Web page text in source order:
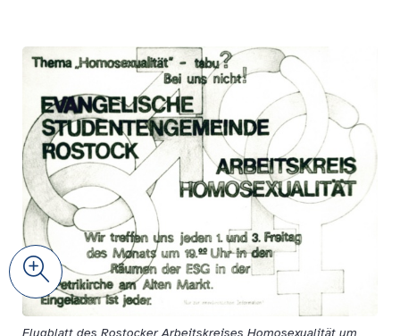
Zoom
Flugblatt des Rostocker Arbeitskreises Homosexualität um